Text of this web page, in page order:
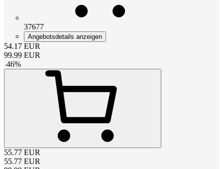
37677
Angebotsdetails anzeigen
54.17 EUR
99.99 EUR
-46%
55.77 EUR
55.77 EUR